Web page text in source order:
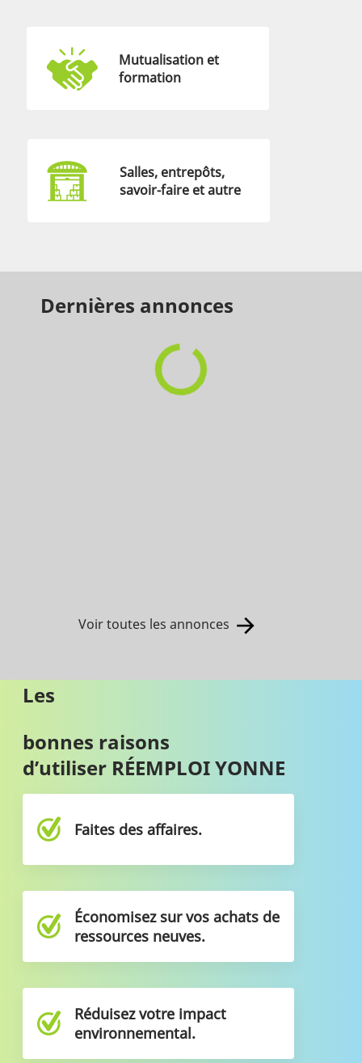
Mutualisation et
formation
Salles, entrepôts,
savoir-faire et autre
Dernières annonces
Voir toutes les annonces
Les
bonnes raisons
d’utiliser RÉEMPLOI YONNE
Faites des affaires.
Économisez sur vos achats de
ressources neuves.
Réduisez votre impact
environnemental.